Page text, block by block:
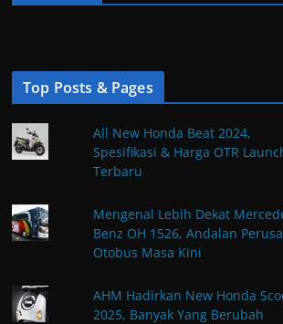
Top Posts & Pages
All New Honda Beat 2024,
Spesifikasi & Harga OTR
Terbaru
Mengenal Lebih Dekat
Benz OH 1526, Andalan
Otobus Masa Kini
AHM Hadirkan New Honda
2025, Banyak Yang Berubah